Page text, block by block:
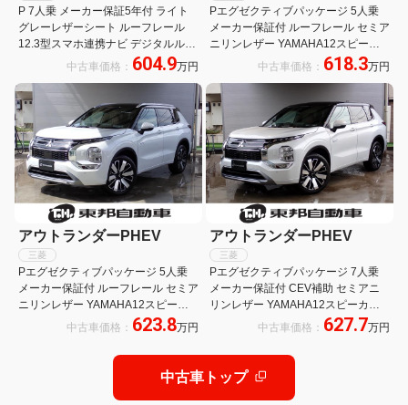
P 7人乗 メーカー保証5年付 ライト
グレーレザーシート ルーフレール
12.3型スマホ連携ナビ デジタルルー
ムミラー マルチアラウンドモニター
シートベンチレーション ヘッドアッ
プディスプレイ
中古車価格： 604.9万円
Pエグゼクティブパッケージ 5人乗
メーカー保証付 ルーフレール セミア
ニリンレザー YAMAHA12スピーカ
ーデュアルアンプ 12.3スマホ連携ナ
ビゲーション デジタルルームミラー
マルチアラウンドモニター マイパイ
ロット
中古車価格： 618.3万円
アウトランダーPHEV
三菱
Pエグゼクティブパッケージ 5人乗
メーカー保証付 ルーフレール セミア
ニリンレザー YAMAHA12スピーカ
ーデュアルアンプ 12.3スマホ連携ナ
マルチアラウンドモニター マイパイ
中古車価格： 623.8万円
アウトランダーPHEV
三菱
Pエグゼクティブパッケージ 7人乗
メーカー保証付 CEV補助 セミアニ
リンレザー YAMAHA12スピーカー
デュアルアンプ 12.3スマホ連携ナビ
ルチアラウンドモニター マイパイロ
ット
中古車価格： 627.7万円
中古車トップ